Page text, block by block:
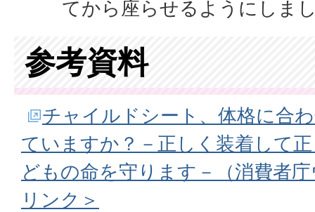
てから座らせるようにしま
参考資料
チャイルドシート、体格に合
ていますか？－正しく装着して
どもの命を守ります－（消費者
リンク＞